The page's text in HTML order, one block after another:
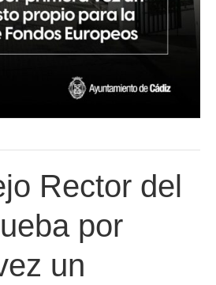
Rector del
por
un